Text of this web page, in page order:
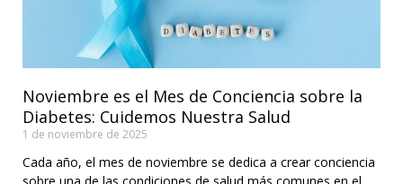
Noviembre es el Mes de Conciencia sobre la
Diabetes: Cuidemos Nuestra Salud
1 de noviembre de 2025
Cada año, el mes de noviembre se dedica a crear conciencia